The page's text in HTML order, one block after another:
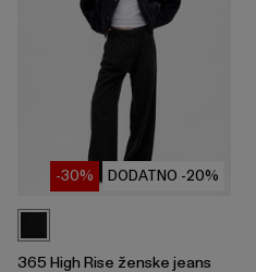
DODATNO -20%
-30%
365 High Rise ženske jeans